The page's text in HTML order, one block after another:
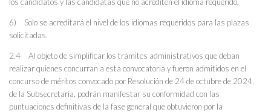
6) Solo se acreditará el nivel de los idiomas requeridos para las plazas
solicitadas.
2.4 Al objeto de simplificar los trámites administrativos que deban
realizar quienes concurran a esta convocatoria y fueron admitidos en el
concurso de méritos convocado por Resolución de 24 de octubre de 2024,
de la Subsecretaría, podrán manifestar su conformidad con las
puntuaciones definitivas de la fase general que obtuvieron por la